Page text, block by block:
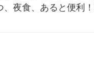
夜食、あると便利